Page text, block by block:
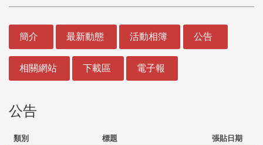
簡介 最新動態 活動相簿 公告
相關網站 下載區 電子報
公告
類別 標題 張貼日期